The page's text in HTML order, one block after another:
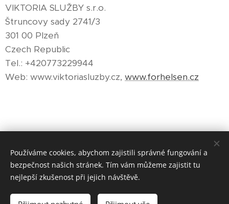
VIKTORIA SLUŽBY s.r.o.
Štruncovy sady 2741/3
301 00 Plzeň
Czech Republic
Tel.: +420773229944
Web: www.viktoriasluzby.cz, www.forhelsen.cz
© 2023CK LOKO Rakovník.Všechna práva vyhrazena.
Používáme cookies, abychom zajistili správné fungování a
bezpečnost našich stránek. Tím vám můžeme zajistit tu
nejlepší zkušenost při jejich návštěvě.